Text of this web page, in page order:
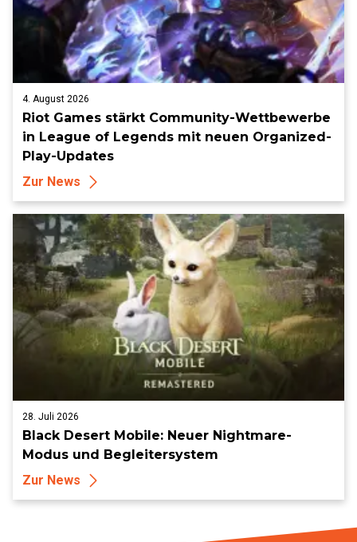
4. August 2026
Riot Games stärkt Community-Wettbewerbe
in League of Legends mit neuen Organized-
Play-Updates
Zur News
28. Juli 2026
Black Desert Mobile: Neuer Nightmare-
Modus und Begleitersystem
Zur News